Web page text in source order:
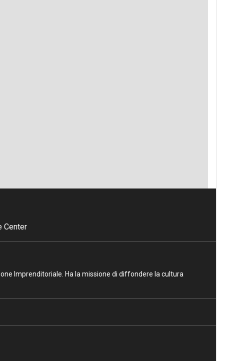
Center
Imprenditoriale. Ha la missione di diffondere la cultura